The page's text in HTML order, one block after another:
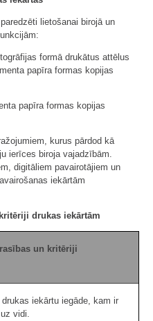
lietošanai birojā un
formā drukātus attēlus
papīra formas kopijas
papīra formas kopijas
kurus pārdod kā
ierīces biroja vajadzībām.
digitāliem pavairotājiem un
iekārtām
drukas iekārtām
un kritēriji
iekārtu iegāde, kam ir
vidi.